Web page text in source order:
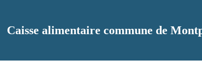
Caisse alimentaire commune de